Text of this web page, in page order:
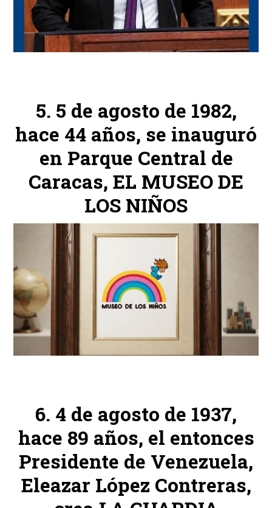
5 de agosto de 1982,
hace 44 años, se inauguró
en Parque Central de
Caracas, EL MUSEO DE
LOS NIÑOS
4 de agosto de 1937,
hace 89 años, el entonces
Presidente de Venezuela,
Eleazar López Contreras,